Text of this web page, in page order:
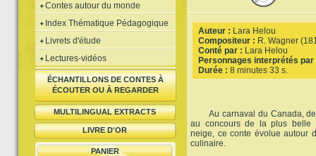
Contes autour du monde
Index Thématique Pédagogique
Livrets d'étude
Lectures-vidéos
ÉCHANTILLONS DE CONTES À
ÉCOUTER OU À REGARDER
MULTILINGUAL EXTRACTS
LIVRE D'OR
PANIER
Auteur : Lara Helou
Compositeur : R. Wagner
Conté par : Lara Helou
Personnages interprétés par
Durée : 8 minutes 33 s.
Au carnaval du Canada,
au concours de la plus belle
neige, ce conte évolue autour
culinaire.